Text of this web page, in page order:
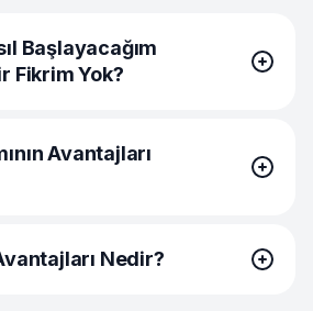
Başlayacağım
Fikrim Yok?
Hakkında Hiçbir Fikrim
oluşturun ve mevcut özellikleri
Avantajları
hızı ve olağanüstü talebi
fiyatı doğrudan Binance’in
Nedir?